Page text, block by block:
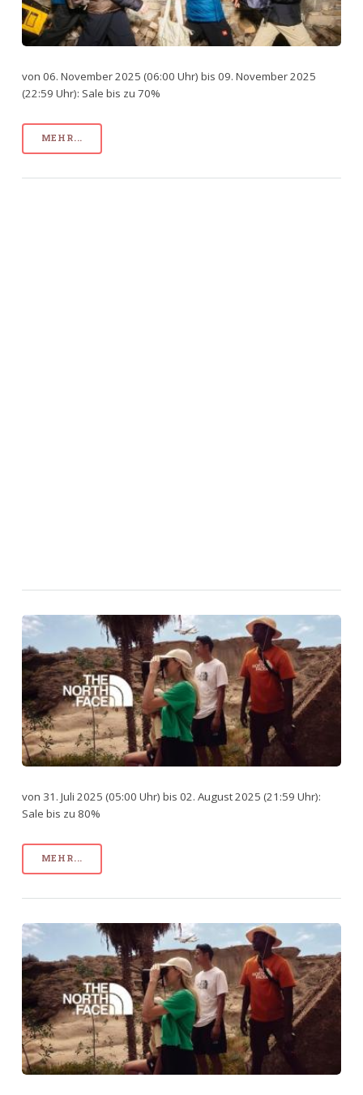
von 06. November 2025 (06:00 Uhr) bis 09. November 2025
(22:59 Uhr): Sale bis zu 70%
MEHR...
von 31. Juli 2025 (05:00 Uhr) bis 02. August 2025 (21:59 Uhr):
Sale bis zu 80%
MEHR...